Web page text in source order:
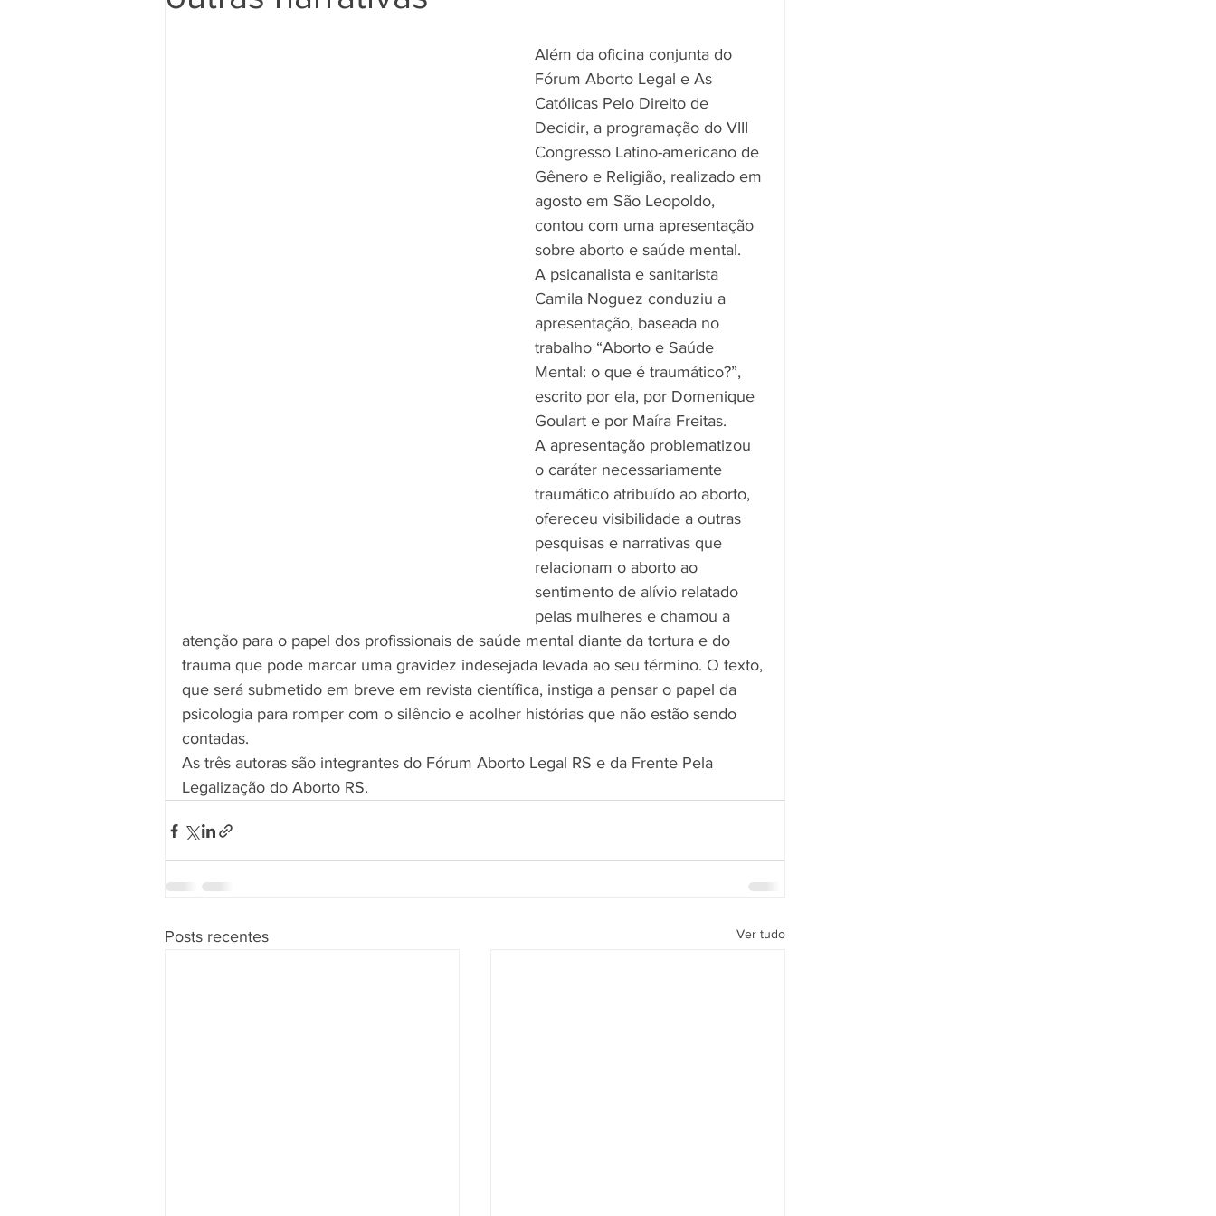
Além da oficina conjunta do
Fórum Aborto Legal e As
Católicas Pelo Direito de
Decidir, a programação do VIII
Congresso Latino-americano de
Gênero e Religião, realizado em
agosto em São Leopoldo,
contou com uma apresentação
sobre aborto e saúde mental.
A psicanalista e sanitarista
Camila Noguez conduziu a
apresentação, baseada no
trabalho “Aborto e Saúde
Mental: o que é traumático?”,
escrito por ela, por Domenique
Goulart e por Maíra Freitas.
A apresentação problematizou
o caráter necessariamente
traumático atribuído ao aborto,
ofereceu visibilidade a outras
pesquisas e narrativas que
relacionam o aborto ao
sentimento de alívio relatado
pelas mulheres e chamou a
atenção para o papel dos profissionais de saúde mental diante da tortura e do
trauma que pode marcar uma gravidez indesejada levada ao seu término. O texto,
que será submetido em breve em revista científica, instiga a pensar o papel da
psicologia para romper com o silêncio e acolher histórias que não estão sendo
contadas.
As três autoras são integrantes do Fórum Aborto Legal RS e da Frente Pela
Legalização do Aborto RS.
Posts recentes Ver tudo